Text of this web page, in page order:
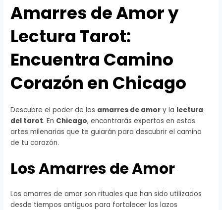
Amarres de Amor y
Lectura Tarot:
Encuentra Camino
Corazón en Chicago
Descubre el poder de los amarres de amor y la lectura
del tarot. En Chicago, encontrarás expertos en estas
artes milenarias que te guiarán para descubrir el camino
de tu corazón.
Los Amarres de Amor
Los amarres de amor son rituales que han sido utilizados
desde tiempos antiguos para fortalecer los lazos